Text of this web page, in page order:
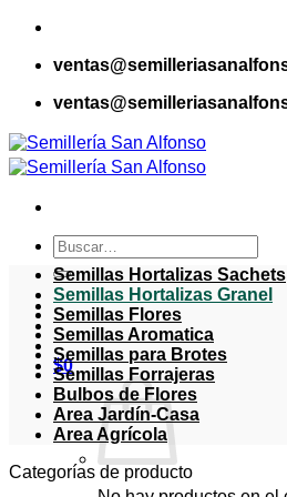
Saltar
contenido
Buscar
por:
$0
Semillas Hortalizas Sachets
Semillas Hortalizas Granel
Semillas Flores
Semillas Aromatica
Semillas para Brotes
Semillas Forrajeras
Bulbos de Flores
Area Jardín-Casa
Area Agrícola
Categorías de producto